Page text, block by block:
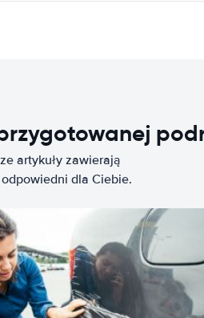
artykuły zawierają
dla Ciebie.